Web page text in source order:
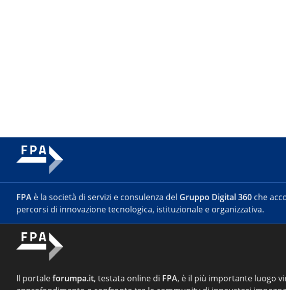
FPA è la società di servizi e consulenza del Gruppo Digital 360 che
percorsi di innovazione tecnologica, istituzionale e organizzativa.
Il portaleforumpa.it, testata online di FPA, è il più importante luogo